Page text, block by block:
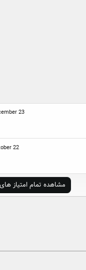
23
22
مشاهده تمام امتیاز